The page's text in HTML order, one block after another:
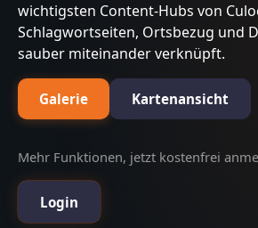
wichtigsten Content-Hubs von
Schlagwortseiten, Ortsbezug und
sauber miteinander verknüpft.
Galerie Kartenansicht
Mehr Funktionen, jetzt kostenfrei
Login